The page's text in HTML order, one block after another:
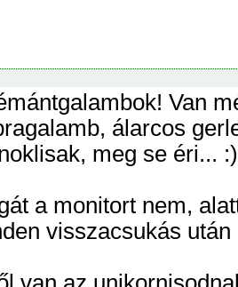
Van
álarcos
meg se éri...
a monitort nem,
visszacsukás